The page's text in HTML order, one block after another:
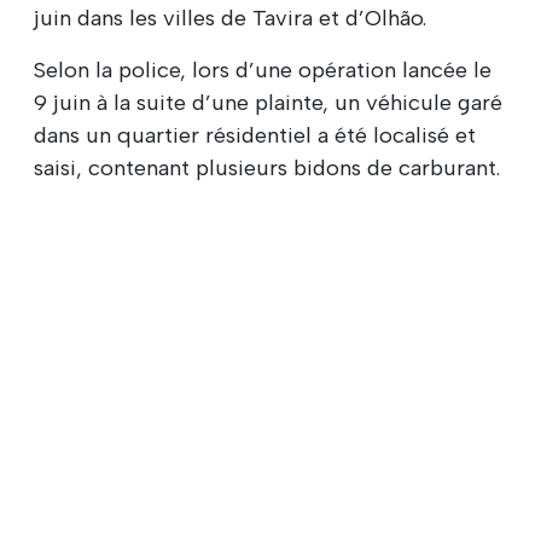
juin dans les villes de Tavira et d’Olhão.
Selon la police, lors d’une opération lancée le
9 juin à la suite d’une plainte, un véhicule garé
dans un quartier résidentiel a été localisé et
saisi, contenant plusieurs bidons de carburant.